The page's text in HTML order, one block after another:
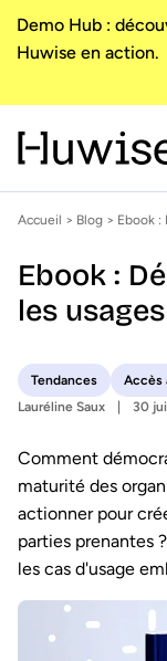
Demo Hub :
Huwise en action.
Accueil > Blog > Ebook :
Ebook :
les
Tendances Accès
Lauréline Saux
30
Comment
maturité des
actionner pour
parties prenantes
les cas d'usage